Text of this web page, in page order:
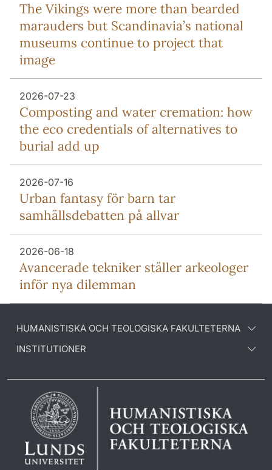
The Vikings were more than bearded
marauders but Scandinavia’s national
museums continue to project that
image
2026-07-23
Composting and water cremation: how
the eco credentials of alternatives to
burial add up
2026-07-16
Urban fantasy för barn tar
samhällsdebatten på allvar
2026-06-18
Avancerade tekniker ställer arkeologer
inför nya dilemman
HUMANISTISKA OCH TEOLOGISKA FAKULTETERNA
INSTITUTIONER